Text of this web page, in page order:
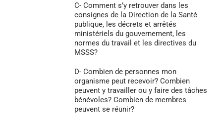
C- Comment s’y retrouver dans les
consignes de la Direction de la Santé
publique, les décrets et arrêtés
ministériels du gouvernement, les
normes du travail et les directives du
MSSS?
D- Combien de personnes mon
organisme peut recevoir? Combien
peuvent y travailler ou y faire des tâches
bénévoles? Combien de membres
peuvent se réunir?